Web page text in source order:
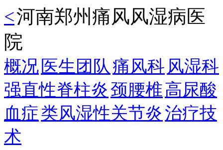
<河南郑州痛风风湿病医
院
概况 医生团队痛风科 风湿科
强直性脊柱炎颈腰椎高尿酸
血症类风湿性关节炎治疗技
术